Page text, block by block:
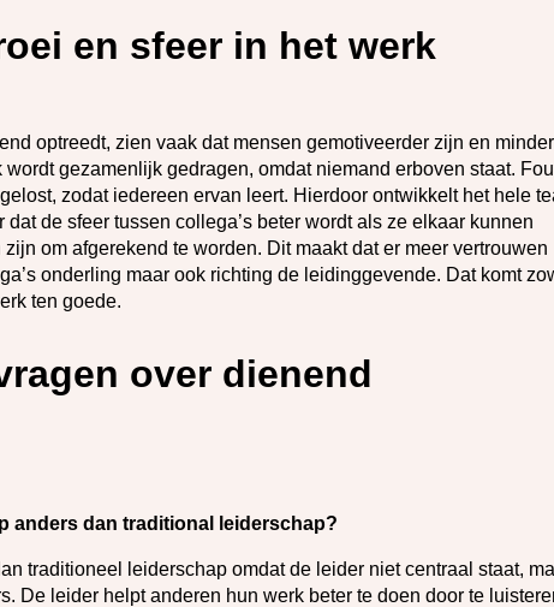
en sfeer in het werk
optreedt, zien vaak dat mensen gemotiveerder zijn en minder
gezamenlijk gedragen, omdat niemand erboven staat.
zodat iedereen ervan leert. Hierdoor ontwikkelt het hele
de sfeer tussen collega’s beter wordt als ze elkaar kunnen
om afgerekend te worden. Dit maakt dat er meer vertrouwen
onderling maar ook richting de leidinggevende. Dat komt
ten goede.
over dienend
anders dan traditional leiderschap?
traditioneel leiderschap omdat de leider niet centraal staat,
De leider helpt anderen hun werk beter te doen door te